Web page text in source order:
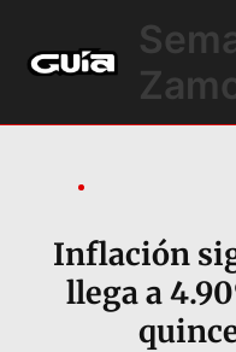
contenido
Inflación
llega a